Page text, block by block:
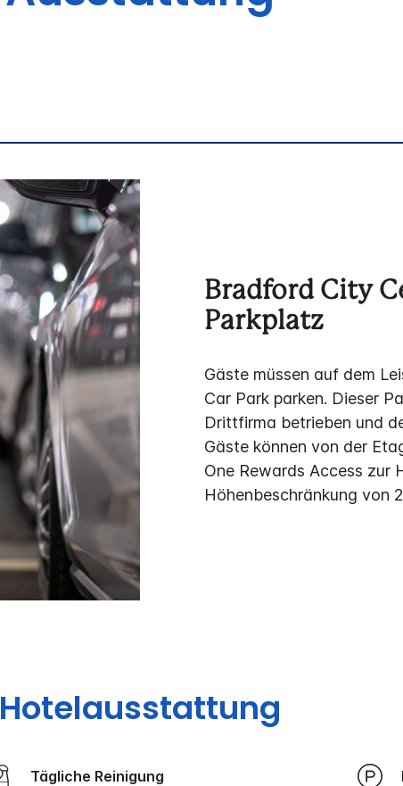
Bradford City
Parkplatz
Gäste müssen auf dem
Car Park parken. Dieser
Drittfirma betrieben und
Gäste können von der
One Rewards Access zur
Höhenbeschränkung von
Hotelausstattung
Tägliche Reinigung